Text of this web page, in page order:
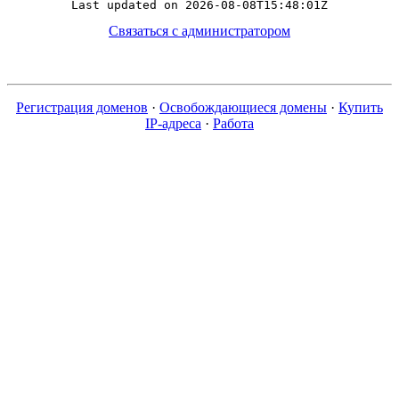
Связаться с администратором
Регистрация доменов · Освобождающиеся домены · Купить
IP-адреса · Работа